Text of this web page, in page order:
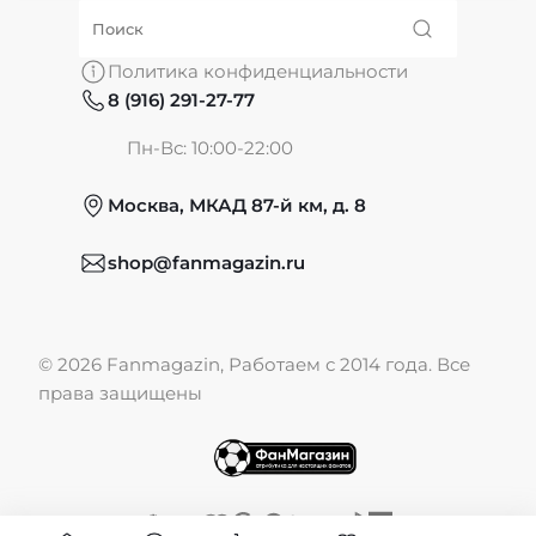
О нас
Обмен и возврат
Публичная оферта
Политика конфиденциальности
8 (916) 291-27-77
Пн-Вс: 10:00-22:00
Москва, МКАД 87-й км, д. 8
shop@fanmagazin.ru
© 2026 Fanmagazin, Работаем с 2014 года. Все
права защищены